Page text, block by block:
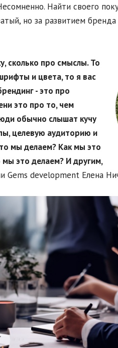
Найти своего
но за развитием
сколько про смыслы. То
и цвета, то я вас
- это про
это про то, чем
обычно слышат кучу
целевую аудиторию и
мы делаем? Как мы это
это делаем? И другим,
development Елена